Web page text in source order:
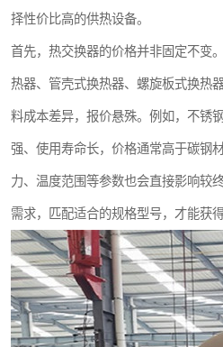
择性价比高的供热设备。
首先，热交换器的价格并非固定不变
热器、管壳式换热器、螺旋板式换热
料成本差异，报价悬殊。例如，不锈
强、使用寿命长，价格通常高于碳钢
力、温度范围等参数也会直接影响较
需求，匹配适合的规格型号，才能获得